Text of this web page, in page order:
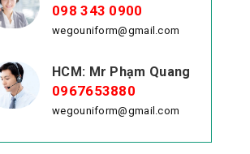
098 343 0900
wegouniform@gmail.com
HCM: Mr Phạm Quang
0967653880
wegouniform@gmail.com